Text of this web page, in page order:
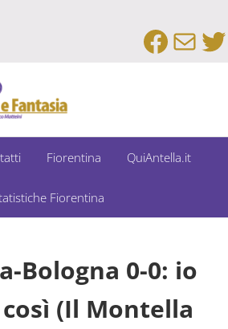
Fiorentina QuiAntella.it
Fiorentina
Bologna 0-0: io
(Il Montella